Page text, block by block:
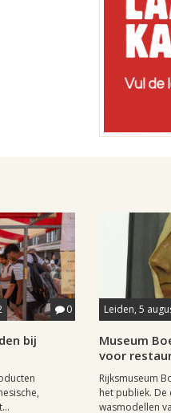
0
bij
Leiden, 5
Museum
voor
Rijksmuseum
het publiek. De
wasmodellen